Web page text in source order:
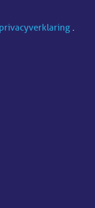
privacyverklaring .